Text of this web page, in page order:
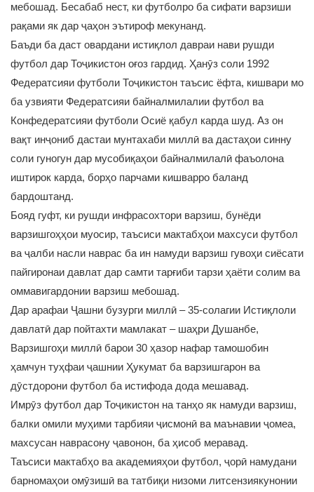
мебошад. Бесабаб нест, ки футболро ба сифати варзиши
рақами як дар ҷаҳон эътироф мекунанд.
Баъди ба даст овардани истиқлол давраи нави рушди
футбол дар Тоҷикистон оғоз гардид. Ҳанӯз соли 1992
Федератсияи футболи Тоҷикистон таъсис ёфта, кишвари мо
ба узвияти Федератсияи байналмилалии футбол ва
Конфедератсияи футболи Осиё қабул карда шуд. Аз он
вақт инҷониб дастаи мунтахаби миллӣ ва дастаҳои синну
соли гуногун дар мусобиқаҳои байналмилалӣ фаъолона
иштирок карда, борҳо парчами кишварро баланд
бардоштанд.
Бояд гуфт, ки рушди инфрасохтори варзиш, бунёди
варзишгоҳҳои муосир, таъсиси мактабҳои махсуси футбол
ва ҷалби насли наврас ба ин намуди варзиш гувоҳи сиёсати
пайгиронаи давлат дар самти тарғиби тарзи ҳаёти солим ва
оммавигардонии варзиш мебошад.
Дар арафаи Ҷашни бузурги миллӣ – 35-солагии Истиқлоли
давлатӣ дар пойтахти мамлакат – шаҳри Душанбе,
Варзишгоҳи миллӣ барои 30 ҳазор нафар тамошобин
ҳамчун туҳфаи ҷашнии Ҳукумат ба варзишгарон ва
дӯстдорони футбол ба истифода дода мешавад.
Имрӯз футбол дар Тоҷикистон на танҳо як намуди варзиш,
балки омили муҳими тарбияи ҷисмонӣ ва маънавии ҷомеа,
махсусан наврасону ҷавонон, ба ҳисоб меравад.
Таъсиси мактабҳо ва академияҳои футбол, ҷорӣ намудани
барномаҳои омӯзишӣ ва татбиқи низоми литсензиякунонии